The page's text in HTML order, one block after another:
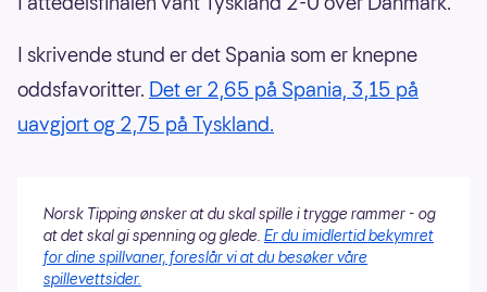
I skrivende stund er det Spania som er knepne
oddsfavoritter. Det er 2,65 på Spania, 3,15 på
uavgjort og 2,75 på Tyskland.
Norsk Tipping ønsker at du skal spille i trygge rammer - og
at det skal gi spenning og glede. Er du imidlertid bekymret
for dine spillvaner, foreslår vi at du besøker våre
spillevettsider.